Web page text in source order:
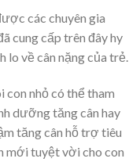
các chuyên gia
cung cấp trên đây hy
lo về cân nặng của trẻ.
con nhỏ có thể tham
dưỡng tăng cân hay
tăng cân hỗ trợ tiêu
mới tuyệt vời cho con